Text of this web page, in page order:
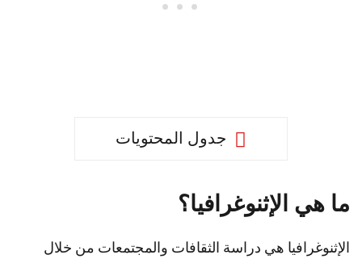
جدول المحتويات
ما هي الإثنوغرافيا؟
الإثنوغرافيا هي دراسة الثقافات والمجتمعات من خلال